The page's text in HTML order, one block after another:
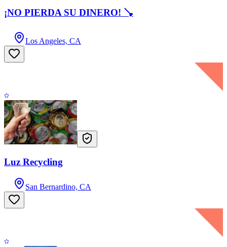
¡NO PIERDA SU DINERO! 🪠
Los Angeles, CA
Luz Recycling
San Bernardino, CA